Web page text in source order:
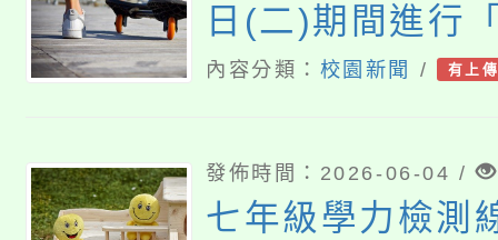
日(二)期間進行
貌認知與心理健
內容分類： 校園新聞 / 有上
發佈時間：2026-06-04 /
七年級學力檢測